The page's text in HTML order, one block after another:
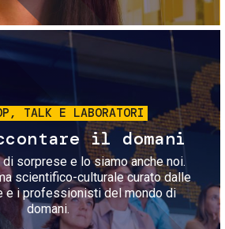
Immagine
TALK E LABORATORI
il domani
di sorprese e lo siamo anche noi.
scientifico-culturale curato dalle
e i professionisti del mondo di
domani.